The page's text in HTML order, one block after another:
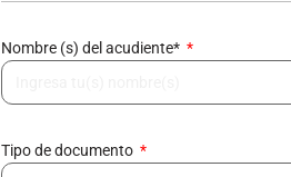
Nombre (s) del acudiente*
Tipo de documento